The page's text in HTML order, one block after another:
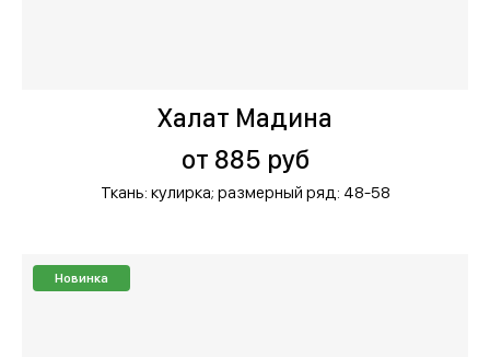
Халат Мадина
от 885 руб
Ткань: кулирка; размерный ряд: 48-58
Новинка